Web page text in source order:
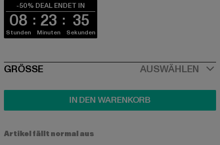
-50% DEAL ENDET IN
08
Stunden
23
Minuten
35
Sekunden
SIZE
GRÖSSE AUSWÄHLEN
IN DEN WARENKORB
Artikel fällt normal aus